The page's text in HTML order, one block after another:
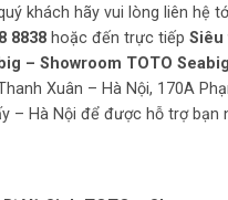
khách hãy vui lòng liên hệ
8838hoặc đến trực tiếp
– Showroom TOTO Seabig
Xuân – Hà Nội, 170A
– Hà Nội để được hỗ trợ bạn